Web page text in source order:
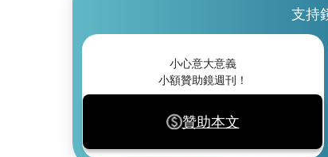
支持
小心意大意義
小額贊助鏡週刊！
贊助本文